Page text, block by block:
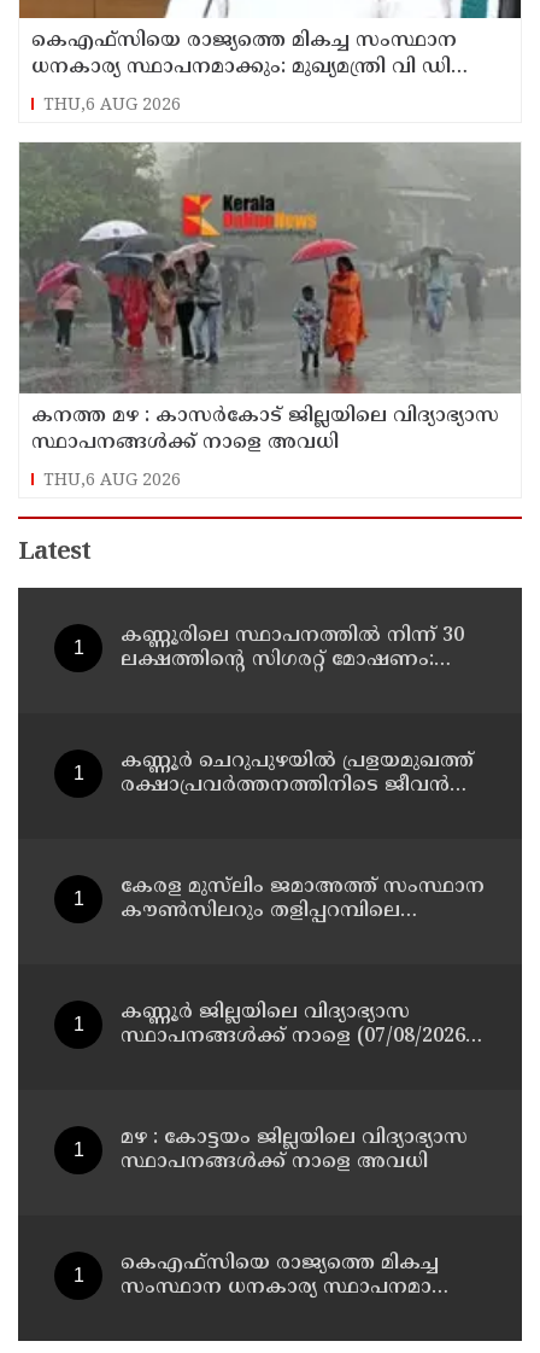
കെഎഫ്‌സിയെ രാജ്യത്തെ മികച്ച സംസ്ഥാന
ധനകാര്യ സ്ഥാപനമാക്കും: മുഖ്യമന്ത്രി വി ഡി
സതീശൻ
THU,6 AUG 2026
കനത്ത മഴ : കാസർകോട് ജില്ലയിലെ വിദ്യാഭ്യാസ
സ്ഥാപനങ്ങൾക്ക് നാളെ അവധി
THU,6 AUG 2026
Latest
കണ്ണൂരിലെ സ്ഥാപനത്തിൽ നിന്ന് 30
ലക്ഷത്തിന്റെ സിഗരറ്റ് മോഷണം:
കണ്ണൂർ ചെറുപുഴയിൽ പ്രളയമുഖത്ത്
രക്ഷാപ്രവർത്തനത്തിനിടെ ജീവൻ
കേരള മുസ്‌ലിം ജമാഅത്ത് സംസ്ഥാന
കൗൺസിലറും തളിപ്പറമ്പിലെ
കണ്ണൂർ ജില്ലയിലെ വിദ്യാഭ്യാസ
സ്ഥാപനങ്ങള്‍ക്ക് നാളെ (07/08/2026),
മഴ : കോട്ടയം ജില്ലയിലെ വിദ്യാഭ്യാസ
സ്ഥാപനങ്ങൾക്ക് നാളെ അവധി
കെഎഫ്‌സിയെ രാജ്യത്തെ മികച്ച
സംസ്ഥാന ധനകാര്യ സ്ഥാപനമാക്കും: